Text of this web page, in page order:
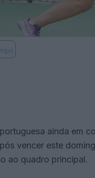
ainda em
vencer este
ao quadro principal.